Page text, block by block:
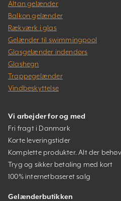
Altan gelænder
Balkon gelænder
Rækværk i glas
Gelænder til swimmingpool
Glasgelænder indendørs
Glashegn
Trappegelænder
Vindbeskyttelse
Vi arbejder for og med
Fri fragt i Danmark
Korte leveringstider
Komplette produkter. Alt der
Tryg og sikker betaling med kort
100% internetbaseret salg
Gelænderbutikken